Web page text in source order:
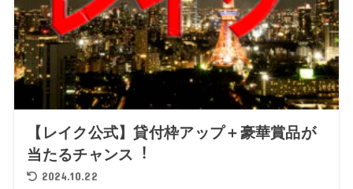
【レイク公式】貸付枠アップ＋豪華賞品が
当たるチャンス︕
2024.10.22